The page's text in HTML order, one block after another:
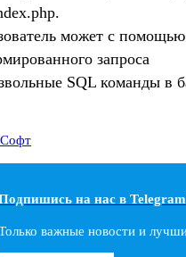
может с помощью
запроса
SQL команды в
Софт
на наc в
важные новости и